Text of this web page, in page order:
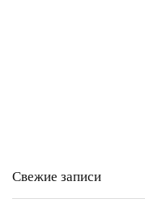
Свежие записи